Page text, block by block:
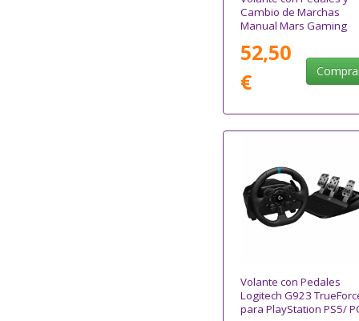
Cambio de Marchas
Manual Mars Gaming
52,50
€
Volante con Pedales
Logitech G923
para PlayStation PS5/